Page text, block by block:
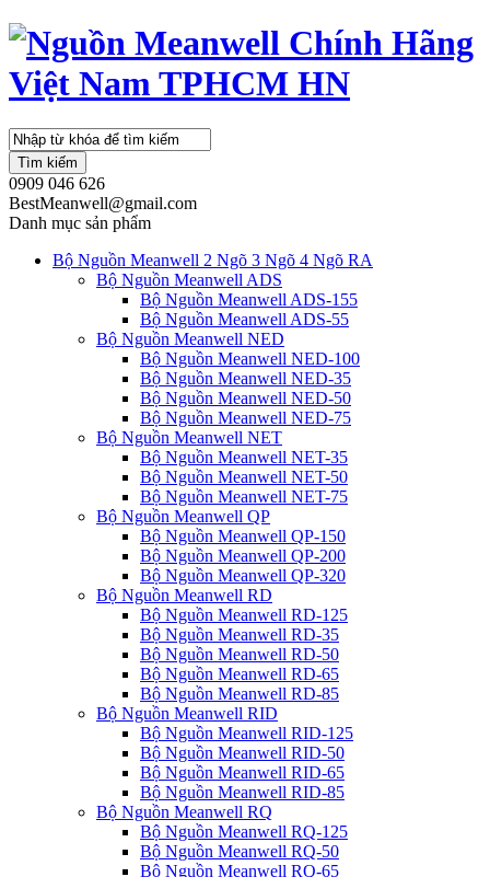
Tìm kiếm
0909 046 626
BestMeanwell@gmail.com
Danh mục sản phẩm
Bộ Nguồn Meanwell 2 Ngõ 3 Ngõ 4 Ngõ RA
Bộ Nguồn Meanwell ADS
Bộ Nguồn Meanwell ADS-155
Bộ Nguồn Meanwell ADS-55
Bộ Nguồn Meanwell NED
Bộ Nguồn Meanwell NED-100
Bộ Nguồn Meanwell NED-35
Bộ Nguồn Meanwell NED-50
Bộ Nguồn Meanwell NED-75
Bộ Nguồn Meanwell NET
Bộ Nguồn Meanwell NET-35
Bộ Nguồn Meanwell NET-50
Bộ Nguồn Meanwell NET-75
Bộ Nguồn Meanwell QP
Bộ Nguồn Meanwell QP-150
Bộ Nguồn Meanwell QP-200
Bộ Nguồn Meanwell QP-320
Bộ Nguồn Meanwell RD
Bộ Nguồn Meanwell RD-125
Bộ Nguồn Meanwell RD-35
Bộ Nguồn Meanwell RD-50
Bộ Nguồn Meanwell RD-65
Bộ Nguồn Meanwell RD-85
Bộ Nguồn Meanwell RID
Bộ Nguồn Meanwell RID-125
Bộ Nguồn Meanwell RID-50
Bộ Nguồn Meanwell RID-65
Bộ Nguồn Meanwell RID-85
Bộ Nguồn Meanwell RQ
Bộ Nguồn Meanwell RQ-125
Bộ Nguồn Meanwell RQ-50
Bộ Nguồn Meanwell RQ-65